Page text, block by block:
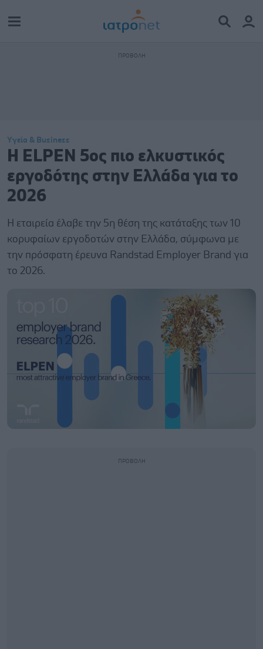
Υγεία & Business
Η ΕLPEN 5ος πιο ελκυστικός
εργοδότης στην Ελλάδα για το
2026
H εταιρεία έλαβε την 5η θέση της κατάταξης των 10
κορυφαίων εργοδοτών στην Ελλάδα, σύμφωνα με
την πρόσφατη έρευνα Randstad Employer Brand για
το 2026.